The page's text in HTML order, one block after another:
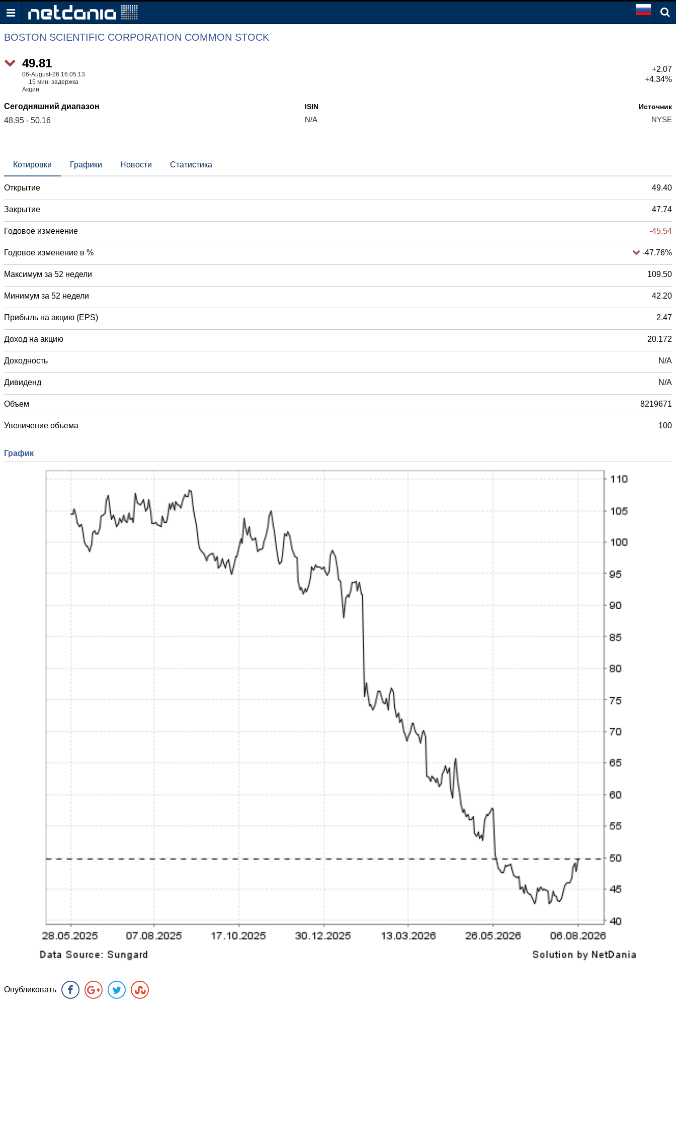
BOSTON SCIENTIFIC CORPORATION COMMON STOCK
49.81
06-August-26 16:05:13
15 мин. задержка
Акции
+2.07
+4.34%
Сегодняшний диапазон
48.95 - 50.16
ISIN
N/A
Источник
NYSE
Котировки Графики Новости Статистика
Открытие 49.40
Закрытие 47.74
Годовое изменение -45.54
Годовое изменение в % -47.76%
Максимум за 52 недели 109.50
Минимум за 52 недели 42.20
Прибыль на акцию (EPS) 2.47
Доход на акцию 20.172
Доходность N/A
Дивиденд N/A
Объем 8219671
Увеличение объема 100
График
Опубликовать